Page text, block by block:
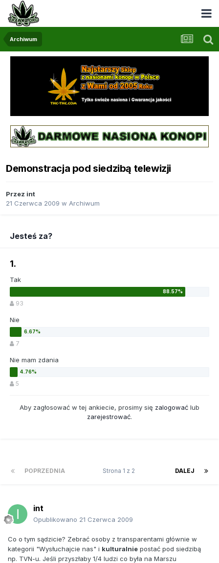
Archiwum
Demonstracja pod siedzibą telewizji
Przez int
21 Czerwca 2009 w Archiwum
Jesteś za?
1.
Tak
93
Nie
7
Nie mam zdania
5
Aby zagłosować w tej ankiecie, prosimy się zalogować lub
zarejestrować.
POPRZEDNIA DALEJ
Strona 1 z 2
int
Opublikowano 21 Czerwca 2009
Co o tym sądzicie? Zebrać osoby z transparentami głównie w
kategorii "Wysłuchajcie nas" i kulturalnie postać pod siedzibą
np. TVN-u. Jeśli przyszłaby 1/4 ludzi co była na Marszu